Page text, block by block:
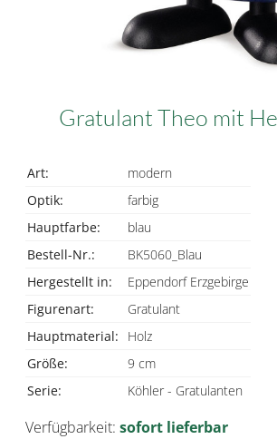
Gratulant Theo mit
Art:
modern
Optik:
farbig
Hauptfarbe:
blau
Bestell-Nr.:
BK5060_Blau
Hergestellt in:
Eppendorf Erzgebirge
Figurenart:
Gratulant
Hauptmaterial:
Holz
Größe:
9 cm
Serie:
Köhler - Gratulanten
Verfügbarkeit: sofort lieferbar